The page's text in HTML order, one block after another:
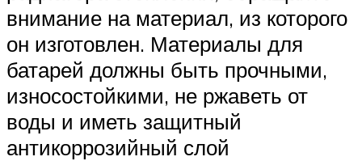
внимание на материал, из которого
он изготовлен. Материалы для
батарей должны быть прочными,
износостойкими, не ржаветь от
воды и иметь защитный
антикоррозийный слой